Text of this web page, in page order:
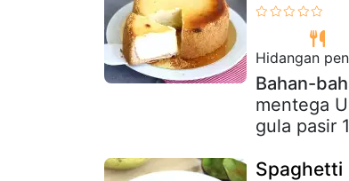
Hidangan
Bahan-
mentega
gula pasir
Spaghetti